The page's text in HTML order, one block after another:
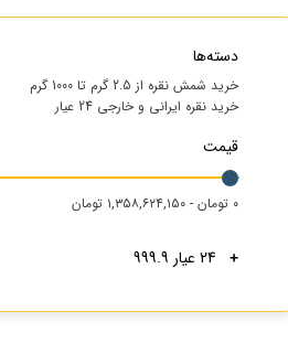
دسته‌ها
خرید شمش نقره از 2.5 گرم تا 1000 گرم
خرید نقره ایرانی و خارجی 24 عیار
قیمت
۰ تومان - ۱,۳۵۸,۶۲۴,۱۵۰ تومان
24 عیار 999.9